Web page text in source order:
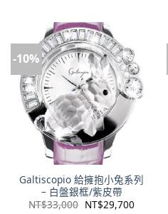
-10%
Galtiscopio 給擁抱小兔系列
– 白盤銀框/紫皮帶
NT$33,000 NT$29,700